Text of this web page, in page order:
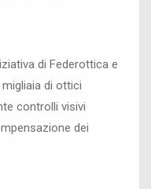
di Federottica e
di ottici
controlli visivi
dei